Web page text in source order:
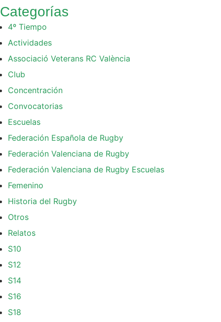
Categorías
4º Tiempo
Actividades
Associació Veterans RC València
Club
Concentración
Convocatorias
Escuelas
Federación Española de Rugby
Federación Valenciana de Rugby
Federación Valenciana de Rugby Escuelas
Femenino
Historia del Rugby
Otros
Relatos
S10
S12
S14
S16
S18